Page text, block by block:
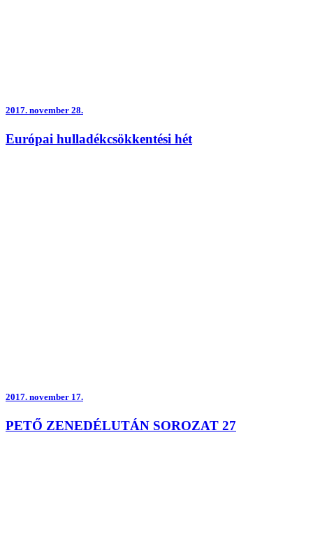
2017. november 28.
Európai hulladékcsökkentési hét
2017. november 17.
PETŐ ZENEDÉLUTÁN SOROZAT 27